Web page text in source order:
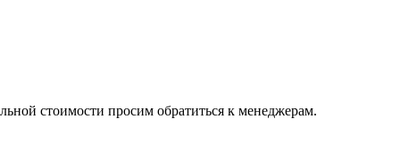
стоимости просим обратиться к менеджерам.